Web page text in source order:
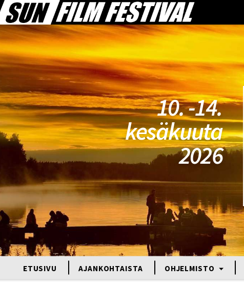
10. -14.
kesäkuuta
2026
ETUSIVU AJANKOHTAISTA OHJELMISTO